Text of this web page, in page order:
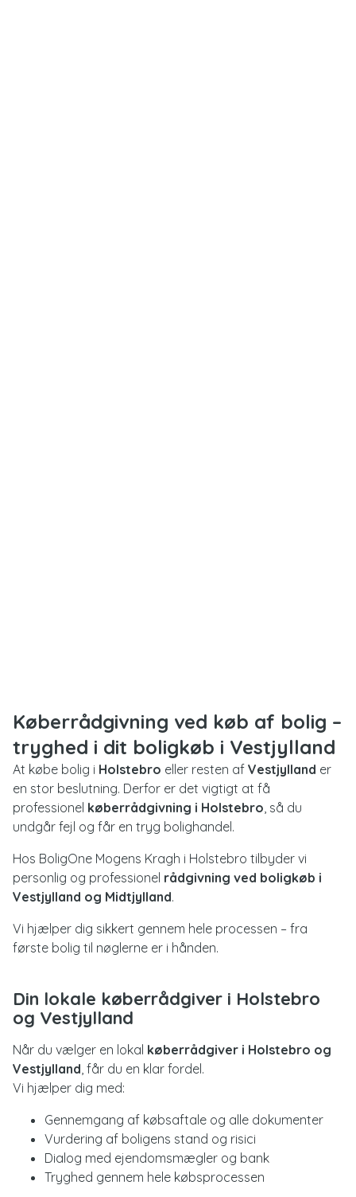
Køberrådgivning ved køb af bolig –
tryghed i dit boligkøb i Vestjylland
At købe bolig i Holstebro eller resten af Vestjylland er
en stor beslutning. Derfor er det vigtigt at få
professionel køberrådgivning i Holstebro, så du
undgår fejl og får en tryg bolighandel.
Hos BoligOne Mogens Kragh i Holstebro tilbyder vi
personlig og professionel rådgivning ved boligkøb i
Vestjylland og Midtjylland.
Vi hjælper dig sikkert gennem hele processen – fra
første bolig til nøglerne er i hånden.
Din lokale køberrådgiver i Holstebro
og Vestjylland
Når du vælger en lokal køberrådgiver i Holstebro og
Vestjylland, får du en klar fordel.
Vi hjælper dig med:
Gennemgang af købsaftale og alle dokumenter
Vurdering af boligens stand og risici
Dialog med ejendomsmægler og bank
Tryghed gennem hele købsprocessen